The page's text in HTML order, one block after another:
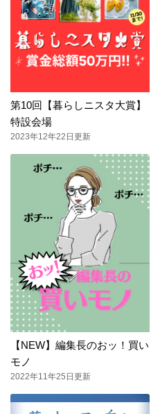
第10回【暮らしニスタ大賞】
特設会場
2023年12年22日更新
【NEW】編集長のおッ！買い
モノ
2022年11年25日更新